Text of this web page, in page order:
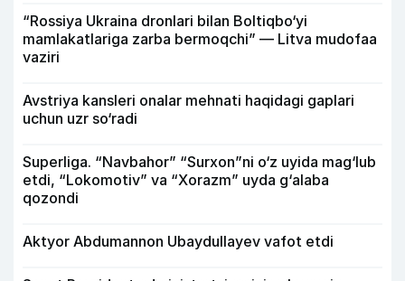
“Rossiya Ukraina dronlari bilan Boltiqbo‘yi
mamlakatlariga zarba bermoqchi” — Litva mudofaa
vaziri
Avstriya kansleri onalar mehnati haqidagi gaplari
uchun uzr so‘radi
Superliga. “Navbahor” “Surxon”ni o‘z uyida mag‘lub
etdi, “Lokomotiv” va “Xorazm” uyda g‘alaba
qozondi
Aktyor Abdu­mannon Ubaydullayev vafot etdi